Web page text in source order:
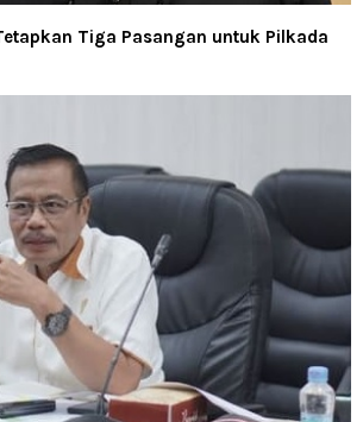
Tiga Pasangan untuk Pilkada